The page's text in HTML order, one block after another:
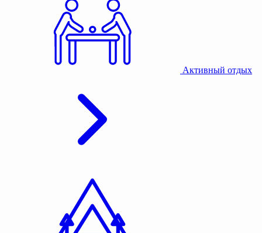
Активный отдых